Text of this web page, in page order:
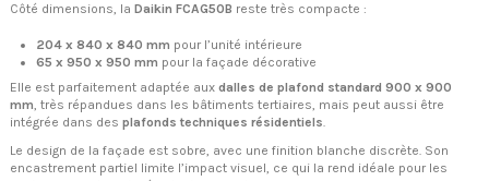
Côté dimensions, la Daikin FCAG50B reste très compacte :
204 x 840 x 840 mm pour l’unité intérieure
65 x 950 x 950 mm pour la façade décorative
Elle est parfaitement adaptée aux dalles de plafond standard 900 x 900
mm, très répandues dans les bâtiments tertiaires, mais peut aussi être
intégrée dans des plafonds techniques résidentiels.
Le design de la façade est sobre, avec une finition blanche discrète. Son
encastrement partiel limite l’impact visuel, ce qui la rend idéale pour les